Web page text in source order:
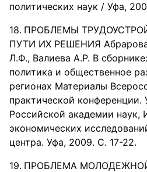
политических наук / Уфа,
ПРОБЛЕМЫ
ПУТИ ИХ РЕШЕНИЯ Абрарова
Л.Ф., Валиева А.Р. В
политика и общественное
регионах Материалы
практической конференции.
Российской академии наук,
экономических
центра. Уфа, 2009. С. 17-22.
ПРОБЛЕМА